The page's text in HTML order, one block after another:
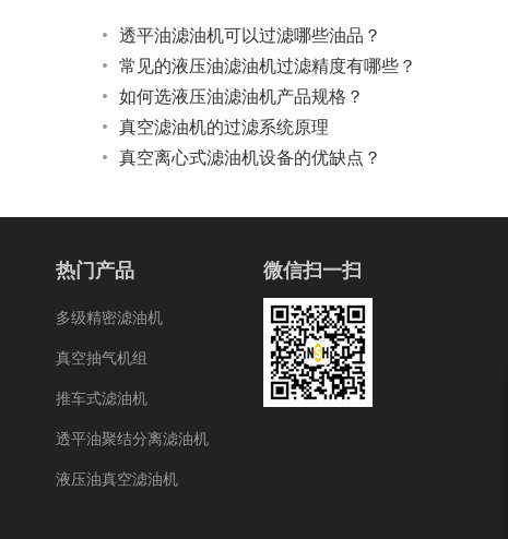
透平油滤油机可以过滤哪些油品？
常见的液压油滤油机过滤精度有哪些？
如何选液压油滤油机产品规格？
真空滤油机的过滤系统原理
真空离心式滤油机设备的优缺点？
热门产品
多级精密滤油机
真空抽气机组
推车式滤油机
透平油聚结分离滤油机
液压油真空滤油机
微信扫一扫